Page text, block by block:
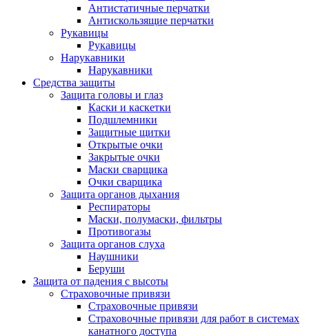
Антистатичные перчатки
Антискользящие перчатки
Рукавицы
Рукавицы
Нарукавники
Нарукавники
Средства защиты
Защита головы и глаз
Каски и каскетки
Подшлемники
Защитные щитки
Открытые очки
Закрытые очки
Маски сварщика
Очки сварщика
Защита органов дыхания
Респираторы
Маски, полумаски, фильтры
Противогазы
Защита органов слуха
Наушники
Беруши
Защита от падения с высоты
Страховочные привязи
Страховочные привязи
Страховочные привязи для работ в системах
канатного доступа